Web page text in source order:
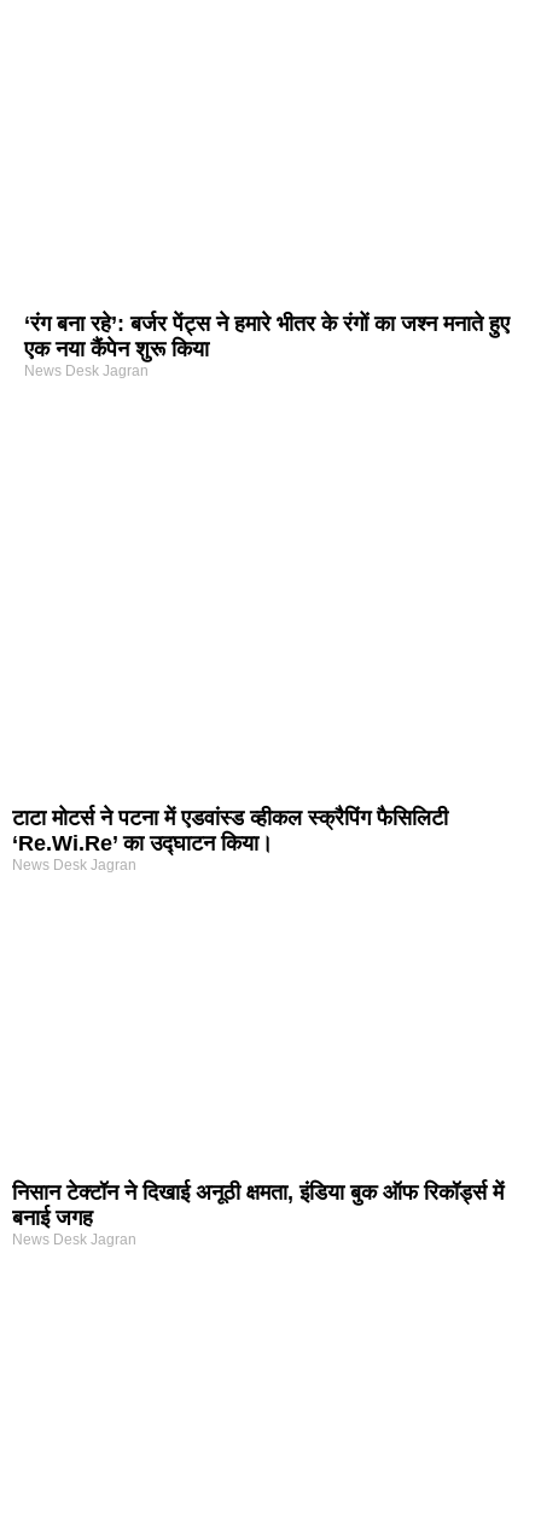
‘रंग बना रहे’: बर्जर पेंट्स ने हमारे भीतर के रंगों का जश्न मनाते हुए
एक नया कैंपेन शुरू किया
News Desk Jagran
टाटा मोटर्स ने पटना में एडवांस्ड व्हीकल स्क्रैपिंग फैसिलिटी
‘Re.Wi.Re’ का उद्घाटन किया।
News Desk Jagran
निसान टेक्टॉन ने दिखाई अनूठी क्षमता, इंडिया बुक ऑफ रिकॉर्ड्स में
बनाई जगह
News Desk Jagran